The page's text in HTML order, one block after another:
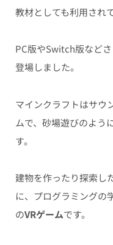
教材としても利用され
PC版やSwitch版など
登場しました。
マインクラフトはサウ
ムで、砂場遊びのよう
す。
建物を作ったり探索し
に、プログラミングの
のVRゲームです。